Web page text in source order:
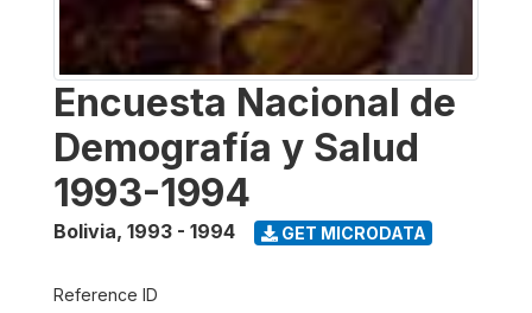
Encuesta Nacional de
Demografía y Salud
1993-1994
Bolivia, 1993 - 1994 GET MICRODATA
Reference ID